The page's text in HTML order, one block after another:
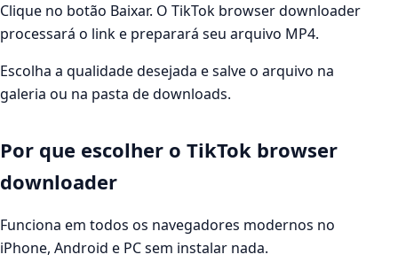
Clique no botão Baixar. O TikTok browser downloader
processará o link e preparará seu arquivo MP4.
Escolha a qualidade desejada e salve o arquivo na
galeria ou na pasta de downloads.
Por que escolher o TikTok browser
downloader
Funciona em todos os navegadores modernos no
iPhone, Android e PC sem instalar nada.